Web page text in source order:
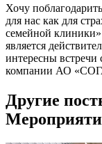
Хочу
для нас как для
семейной клиники»
является
интересны встречи
компании АО
Другие